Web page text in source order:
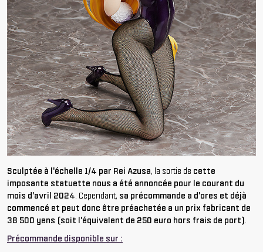
Sculptée à l'échelle 1/4 par Rei Azusa, la sortie de cette
imposante statuette nous a été annoncée pour le courant du
mois d'avril 2024. Cependant, sa précommande a d'ores et déjà
commencé et peut donc être préachetée a un prix fabricant de
38 500 yens (soit l'équivalent de 250 euro hors frais de port).
Précommande disponible sur :